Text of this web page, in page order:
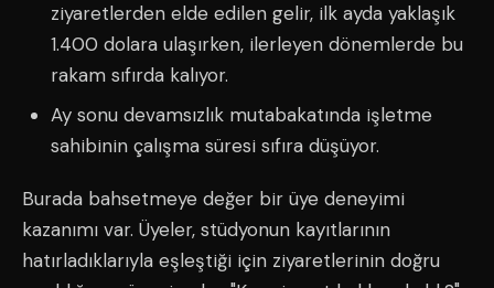
ziyaretlerden elde edilen gelir, ilk ayda yaklaşık
1.400 dolara ulaşırken, ilerleyen dönemlerde bu
rakam sıfırda kalıyor.
Ay sonu devamsızlık mutabakatında işletme
sahibinin çalışma süresi sıfıra düşüyor.
Burada bahsetmeye değer bir üye deneyimi
kazanımı var. Üyeler, stüdyonun kayıtlarının
hatırladıklarıyla eşleştiği için ziyaretlerinin doğru